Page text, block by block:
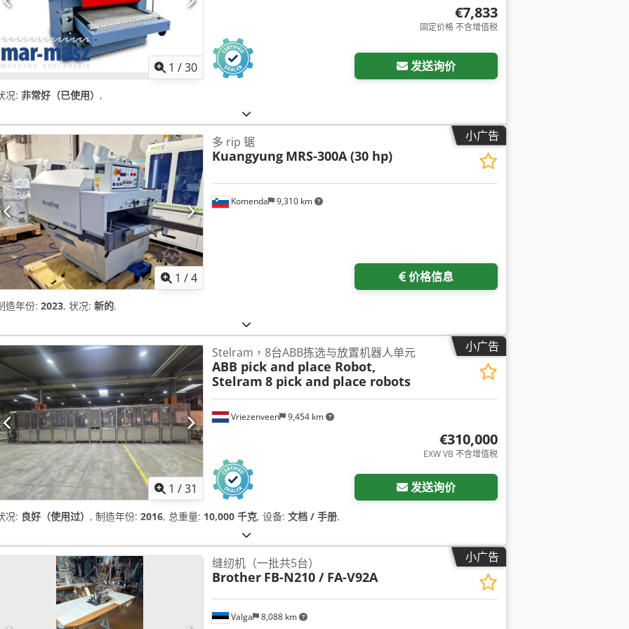
1 /30
€7,833
固定价格 不含增值税
发送询价
况: 非常好（已使用） ,
小广告
1 /4
Komenda 9,310 km
多 rip 锯
Kuangyung MRS-300A (30 hp)
价格信息
造年份: 2023, 状况: 新的,
小广告
1 /31
Vriezenveen 9,454 km
Stelram，8台ABB拣选与放置机器人单元
ABB pick and place Robot,
Stelram 8 pick and place robots
€310,000
EXW VB 不含增值税
发送询价
况: 良好（使用过） , 制造年份: 2016, 总重量: 10,000 千克, 设备: 文档 / 手册,
小广告
Valga 8,088 km
缝纫机（一批共5台）
Brother FB-N210 / FA-V92A